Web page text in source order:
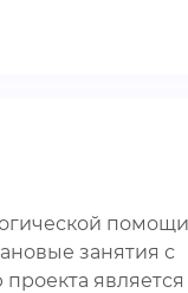
занятия с
является